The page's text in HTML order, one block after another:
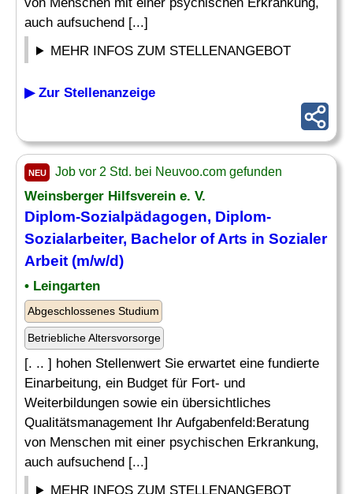
auch aufsuchend [...]
MEHR INFOS ZUM STELLENANGEBOT
▶ Zur Stellenanzeige
NEU Job vor 2 Std. bei Neuvoo.com gefunden
Weinsberger Hilfsverein e. V.
Diplom-Sozialpädagogen, Diplom-
Sozialarbeiter, Bachelor of Arts in Sozialer
Arbeit (m/w/d)
• Leingarten
Abgeschlossenes Studium
Betriebliche Altersvorsorge
[. .. ] hohen Stellenwert Sie erwartet eine fundierte
Einarbeitung, ein Budget für Fort- und
Weiterbildungen sowie ein übersichtliches
Qualitätsmanagement Ihr Aufgabenfeld:Beratung
von Menschen mit einer psychischen Erkrankung,
auch aufsuchend [...]
MEHR INFOS ZUM STELLENANGEBOT